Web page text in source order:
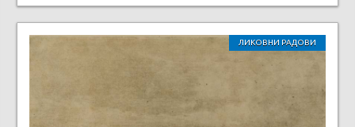
ЛИКОВНИ РАДОВИ